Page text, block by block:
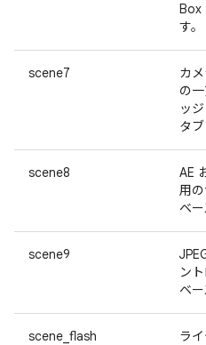
Box
す。
scene7
カ
の
ッ
タ
scene8
AE
用
ベー
scene9
ン
ベー
scene_flash
ラ